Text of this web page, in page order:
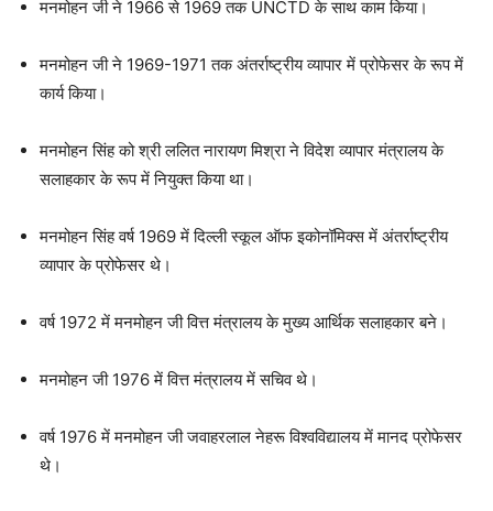
मनमोहन जी ने 1966 से 1969 तक UNCTD के साथ काम किया।
मनमोहन जी ने 1969-1971 तक अंतर्राष्ट्रीय व्यापार में प्रोफेसर के रूप में
कार्य किया।
मनमोहन सिंह को श्री ललित नारायण मिश्रा ने विदेश व्यापार मंत्रालय के
सलाहकार के रूप में नियुक्त किया था।
मनमोहन सिंह वर्ष 1969 में दिल्ली स्कूल ऑफ इकोनॉमिक्स में अंतर्राष्ट्रीय
व्यापार के प्रोफेसर थे।
वर्ष 1972 में मनमोहन जी वित्त मंत्रालय के मुख्य आर्थिक सलाहकार बने।
मनमोहन जी 1976 में वित्त मंत्रालय में सचिव थे।
वर्ष 1976 में मनमोहन जी जवाहरलाल नेहरू विश्वविद्यालय में मानद प्रोफेसर
थे।